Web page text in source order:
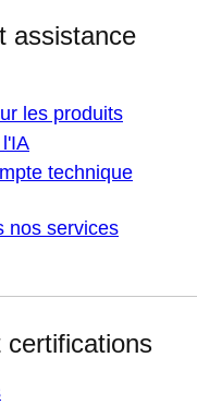
assistance
les produits
technique
nos services
certifications